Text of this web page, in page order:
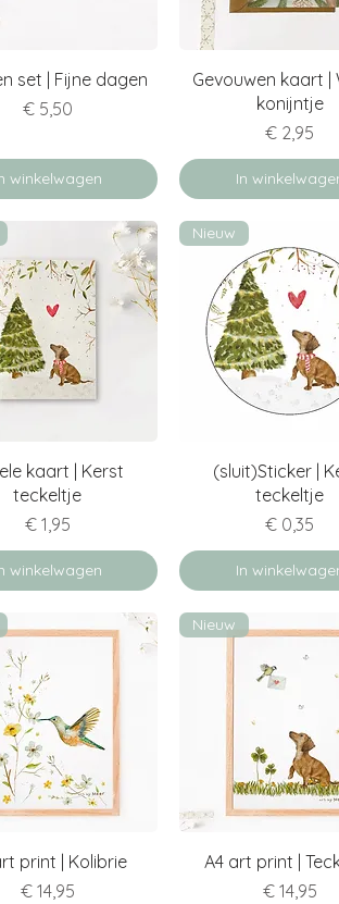
overzicht
set | Fijne dagen
Prijs
€ 5,50
winkelwagen
Snel overzicht
Gevouwen kaart |
konijntje
Prijs
€ 2,95
In
overzicht
kaart | Kerst
teckeltje
Prijs
€ 1,95
winkelwagen
Snel overzicht
Nieuw
(sluit)Sticker |
teckeltje
Prijs
€ 0,35
In
overzicht
print | Kolibrie
Prijs
€ 14,95
Snel overzicht
Nieuw
A4 art print |
Prijs
€ 14,95